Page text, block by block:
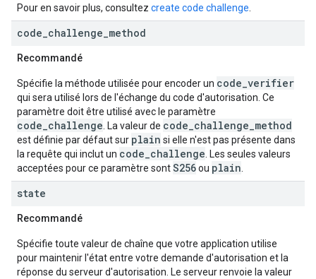
Pour en savoir plus, consultez create code challenge
code challenge method
Recommandé
Spécifie la méthode utilisée pour encoder un code_verifier
qui sera utilisé lors de l'échange du code d'autorisation. Ce
paramètre doit être utilisé avec le paramètre
code_challenge . La valeur de code_challenge_method
est définie par défaut sur plain si elle n'est pas présente dans
la requête qui inclut un code_challenge . Les seules valeurs
acceptées pour ce paramètre sontS256ou plain
state
Recommandé
Spécifie toute valeur de chaîne que votre application utilise
pour maintenir l'état entre votre demande d'autorisation et la
réponse du serveur d'autorisation. Le serveur renvoie la valeur